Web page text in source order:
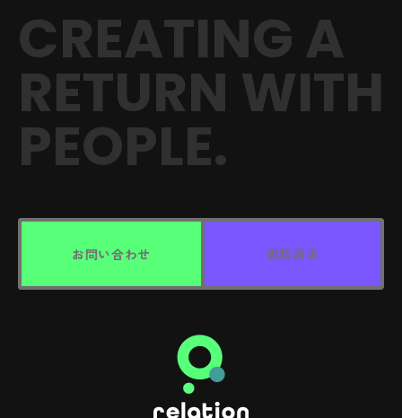
CREATING A
RETURN WITH
PEOPLE.
お問い合わせ 資料請求